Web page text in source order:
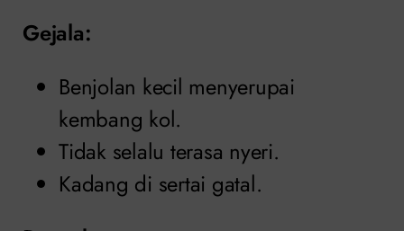
Gejala:
Benjolan kecil menyerupai
kembang kol.
Tidak selalu terasa nyeri.
Kadang di sertai gatal.